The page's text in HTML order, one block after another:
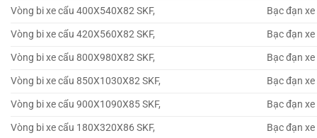
Vòng bi xe cẩu 400X540X82 SKF,
Bạc đạn
Vòng bi xe cẩu 420X560X82 SKF,
Bạc đạn
Vòng bi xe cẩu 800X980X82 SKF,
Bạc đạn
Vòng bi xe cẩu 850X1030X82 SKF,
Bạc đạn
Vòng bi xe cẩu 900X1090X85 SKF,
Bạc đạn
Vòng bi xe cẩu 180X320X86 SKF,
Bạc đạn